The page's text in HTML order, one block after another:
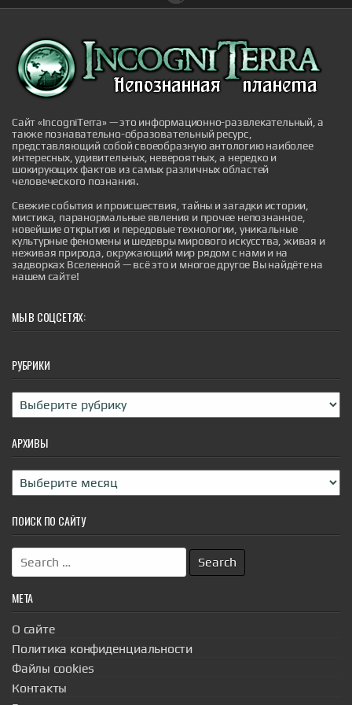
вырос на 30% с начала года
Удмуртия наращивает экспорт молочной продукции:
с начала 2026 года республику покинуло 7072 тонны
товаров отрасли. Это на 30% больше показателей
прошлого года, когда объем поставок составил 5594
тонн. Данные предоставило Управление
Удмуртской Республике и Пермскому краю.
Показатель Значение ...
pravda.ru | 1 hour ago
Расширение зрачков показало, как мозг
перестраивает картину мира
naked-science.ru
Сайт «IncogniTerra» — это информационно-развлекательный, а
также познавательно-образовательный ресурс,
представляющий собой своеобразную антологию наиболее
интересных, удивительных, невероятных, а нередко и
шокирующих фактов из самых различных областей
человеческого познания.
Свежие события и происшествия, тайны и загадки истории,
мистика, паранормальные явления и прочее непознанное,
новейшие открытия и передовые технологии, уникальные
культурные феномены и шедевры мирового искусства, живая и
неживая природа, окружающий мир рядом с нами и на
задворках Вселенной — всё это и многое другое Вы найдёте на
нашем сайте!
МЫ В СОЦСЕТЯХ:
РУБРИКИ
Рубрики
АРХИВЫ
Архивы
ПОИСК ПО САЙТУ
Search
for:
МЕТА
О сайте
Политика конфиденциальности
Файлы cookies
Контакты